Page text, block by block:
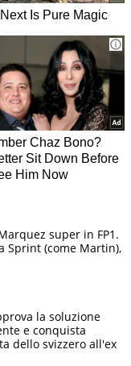
super in FP1.
Sprint (come Martin),
la soluzione
e conquista
dello svizzero all'ex